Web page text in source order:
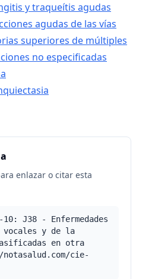
y traqueítis agudas
agudas de las vías
superiores de múltiples
no especificadas
enlazar o citar esta
10: J38 - Enfermedades
vocales y de la
en otra
cie-